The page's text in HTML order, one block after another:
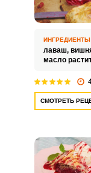
ИНГРЕДИЕНТЫ
лаваш,
масло
СМОТРЕТЬ